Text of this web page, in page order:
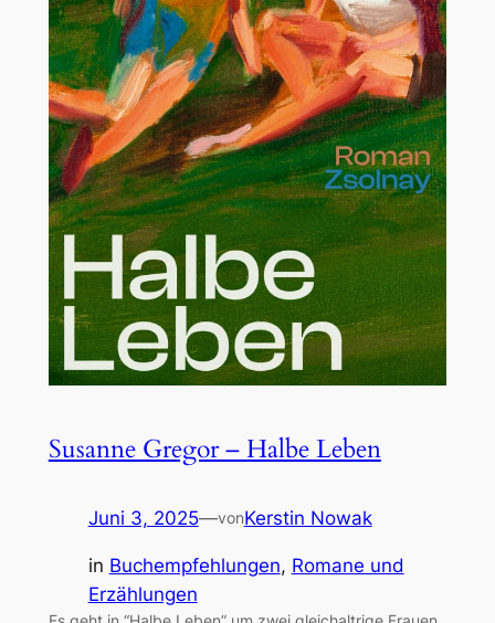
Susanne Gregor – Halbe Leben
Juni 3, 2025—vonKerstin Nowak
in Buchempfehlungen, Romane und
Erzählungen